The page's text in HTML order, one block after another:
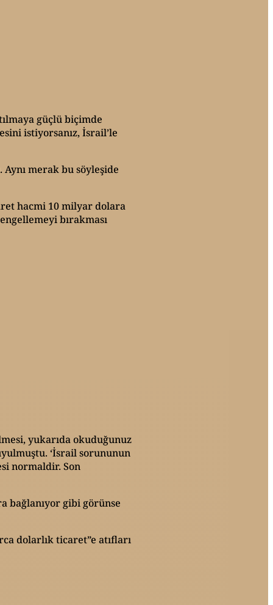
güçlü biçimde
istiyorsanız, İsrail’le
merak bu söyleşide
hacmi 10 milyar dolara
bırakması
yukarıda okuduğunuz
‘İsrail sorununun
normaldir. Son
bağlanıyor gibi görünse
dolarlık ticaret”e atıfları